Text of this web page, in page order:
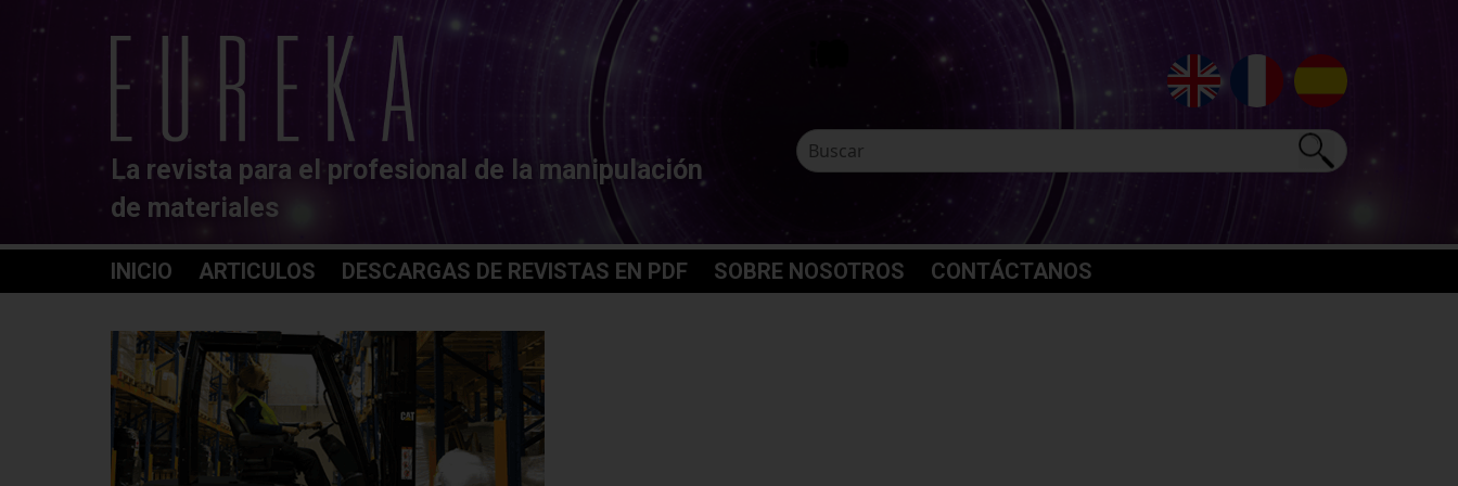
La revista para el profesional de la manipulación
de materiales
INICIO ARTICULOS DESCARGAS DE REVISTAS EN PDF SOBRE NOSOTROS CONTÁCTANOS